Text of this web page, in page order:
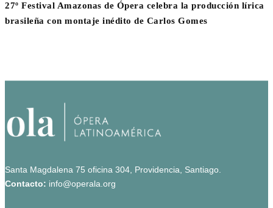
27º Festival Amazonas de Ópera celebra la producción lírica
brasileña con montaje inédito de Carlos Gomes
Santa Magdalena 75 oficina 304, Providencia, Santiago.
Contacto: info@operala.org